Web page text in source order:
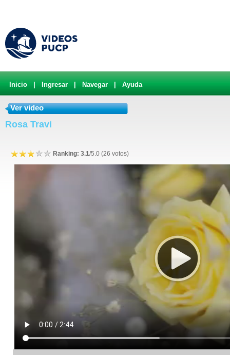
Inicio Ingresar Navegar Ayuda
Ver video
Rosa Travi
Ranking: 3.1/5.0 (26 votos)